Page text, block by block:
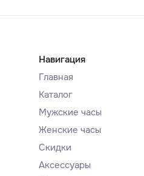
Навигация
Главная
Каталог
Мужские часы
Женские часы
Скидки
Аксессуары